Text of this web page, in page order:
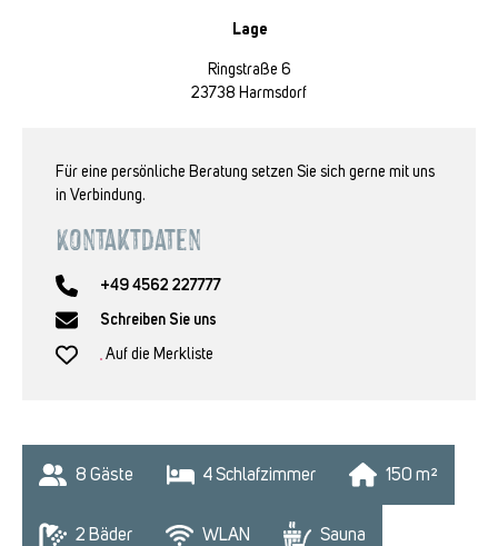
Lage
Ringstraße 6
23738 Harmsdorf
Für eine persönliche Beratung setzen Sie sich gerne mit uns
in Verbindung.
Kontaktdaten
+49 4562 227777
Schreiben Sie uns
Auf die Merkliste
8 Gäste 4 Schlafzimmer 150 m²
2 Bäder WLAN Sauna